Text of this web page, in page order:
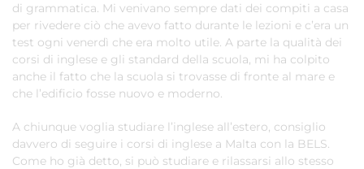
di grammatica. Mi venivano sempre dati dei compiti a casa
per rivedere ciò che avevo fatto durante le lezioni e c’era un
test ogni venerdì che era molto utile. A parte la qualità dei
corsi di inglese e gli standard della scuola, mi ha colpito
anche il fatto che la scuola si trovasse di fronte al mare e
che l’edificio fosse nuovo e moderno.
A chiunque voglia studiare l’inglese all’estero, consiglio
davvero di seguire i corsi di inglese a Malta con la BELS.
Come ho già detto, si può studiare e rilassarsi allo stesso